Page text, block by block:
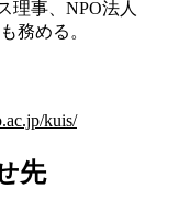
理事、NPO法人
務める。
kuis/
先